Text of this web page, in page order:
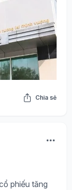
Chia sẻ
phiếu tăng